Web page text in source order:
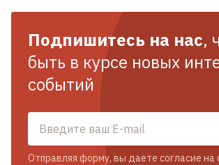
Подпишитесь на нас,
быть в курсе новых
событий
Отправляя форму, вы даете согласие на